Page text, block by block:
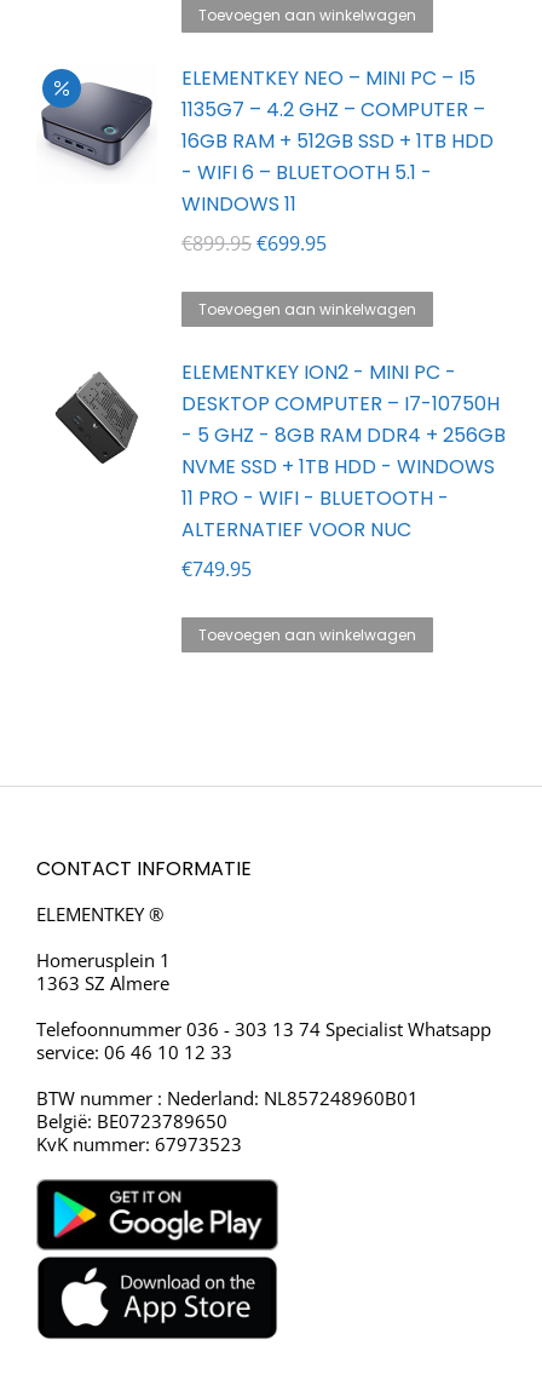
was:
is:
Toevoegen aan winkelwagen
ELEMENTKEY NEO – MINI PC – I5
1135G7 – 4.2 GHZ – COMPUTER –
16GB RAM + 512GB SSD + 1TB HDD
- WIFI 6 – BLUETOOTH 5.1 -
WINDOWS 11
€899.95Oorspronkelijke
was:
€699.95Huidige
is:
Toevoegen aan winkelwagen
ELEMENTKEY ION2 - MINI PC -
DESKTOP COMPUTER – I7-10750H
- 5 GHZ - 8GB RAM DDR4 + 256GB
NVME SSD + 1TB HDD - WINDOWS
11 PRO - WIFI - BLUETOOTH -
ALTERNATIEF VOOR NUC
€749.95
Toevoegen aan winkelwagen
CONTACT INFORMATIE
ELEMENTKEY ®
Homerusplein 1
1363 SZ Almere
Telefoonnummer 036 - 303 13 74 Specialist Whatsapp
service: 06 46 10 12 33
BTW nummer : Nederland: NL857248960B01
België: BE0723789650
KvK nummer: 67973523